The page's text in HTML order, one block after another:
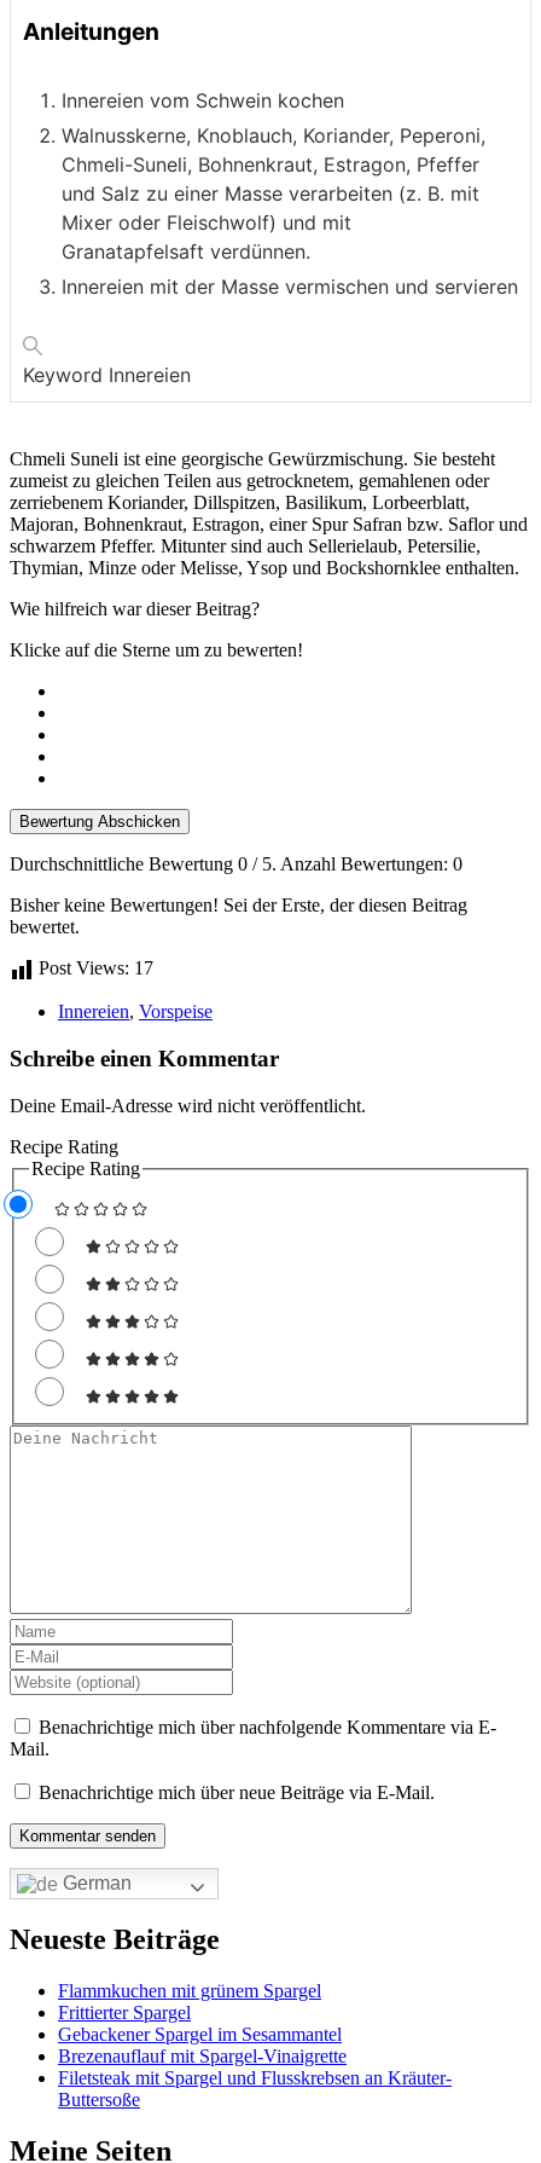
Anleitungen
Innereien vom Schwein kochen
Walnusskerne, Knoblauch, Koriander, Peperoni,
Chmeli-Suneli, Bohnenkraut, Estragon, Pfeffer
und Salz zu einer Masse verarbeiten (z. B. mit
Mixer oder Fleischwolf) und mit
Granatapfelsaft verdünnen.
Innereien mit der Masse vermischen und servieren
Keyword Innereien
Chmeli Suneli ist eine georgische Gewürzmischung. Sie besteht
zumeist zu gleichen Teilen aus getrocknetem, gemahlenen oder
zerriebenem Koriander, Dillspitzen, Basilikum, Lorbeerblatt,
Majoran, Bohnenkraut, Estragon, einer Spur Safran bzw. Saflor und
schwarzem Pfeffer. Mitunter sind auch Sellerielaub, Petersilie,
Thymian, Minze oder Melisse, Ysop und Bockshornklee enthalten.
Wie hilfreich war dieser Beitrag?
Klicke auf die Sterne um zu bewerten!
Bewertung Abschicken
Durchschnittliche Bewertung 0 / 5. Anzahl Bewertungen: 0
Bisher keine Bewertungen! Sei der Erste, der diesen Beitrag
bewertet.
Post Views: 17
Innereien, Vorspeise
Schreibe einen Kommentar
Deine Email-Adresse wird nicht veröffentlicht.
Recipe Rating
Recipe Rating
Benachrichtige mich über nachfolgende Kommentare via E-
Mail.
Benachrichtige mich über neue Beiträge via E-Mail.
German
Neueste Beiträge
Flammkuchen mit grünem Spargel
Frittierter Spargel
Gebackener Spargel im Sesammantel
Brezenauflauf mit Spargel-Vinaigrette
Filetsteak mit Spargel und Flusskrebsen an Kräuter-
Buttersoße
Meine Seiten